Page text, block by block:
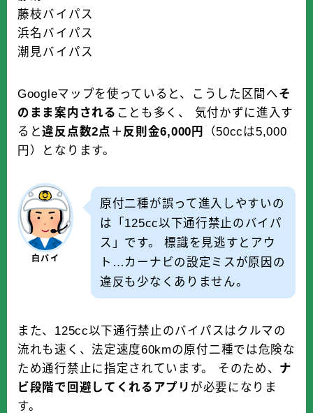
藤枝バイパス
浜名バイパス
潮見バイパス
Googleマップを使っていると、こうした区間へ そ
のまま案内される ことも多く、 気付かずに進入す
ると違反点数2点＋反則金6,000円
（50ccは5,000
円）となります。
白バイ
原付二種が誤って進入しやすいの
は「125cc以下通行禁止のバイパ
ス」です。 標識を見逃すとアウ
ト…カーナビの設定ミスが原因の
違反も少なくありません。
また、125cc以下通行禁止のバイパスはクルマの
流れも速く、法定速度60kmの原付二種では危険な
ため通行禁止に指定されています。 そのため、 ナ
ビ段階で回避してくれるアプリ が必要になりま
す。